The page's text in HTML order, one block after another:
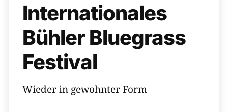
Internationales
Bühler Bluegrass
Festival
Wieder in gewohnter Form